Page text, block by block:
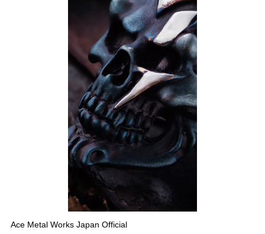
Ace Metal Works Japan Official